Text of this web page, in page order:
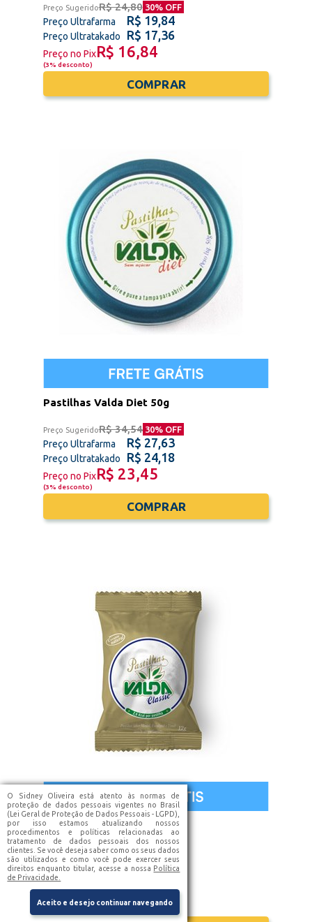
Preço SugeridoR$ 24,80 30% OFF
Preço Ultrafarma R$ 19,84
Preço Ultratakado R$ 17,36
Preço no PixR$ 16,84
(3% desconto)
COMPRAR
Pastilhas Valda Diet 50g
Preço SugeridoR$ 34,54 30% OFF
Preço Ultrafarma R$ 27,63
Preço Ultratakado R$ 24,18
Preço no PixR$ 23,45
(3% desconto)
COMPRAR
Pastilhas Valda Classic 12g
Preço SugeridoR$ 7,21 30% OFF
Preço Ultrafarma R$ 5,77
Preço Ultratakado
Preço no Pix R$ 4,90
O Sidney Oliveira está atento às normas de
proteção de dados pessoais vigentes no Brasil
(Lei Geral de Proteção de Dados Pessoais - LGPD),
por isso estamos atualizando nossos
procedimentos e políticas relacionadas ao
tratamento de dados pessoais dos nossos
clientes. Se você deseja saber como os seus dados
são utilizados e como você pode exercer seus
direitos enquanto titular, acesse a nossa Política
de Privacidade.
Aceito e desejo continuar navegando